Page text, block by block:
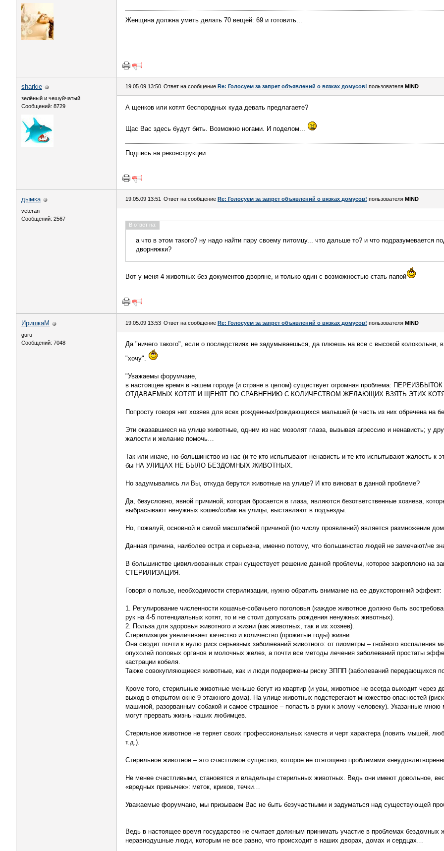
Женщина должна уметь делать 70 вещей: 69 и готовить...
sharkie
зелёный и чешуйчатый
Сообщений: 8729
19.05.09 13:50 Ответ на сообщение Re: Голосуем за запрет объявлений о вязках домусов! пользователя MIND
А щенков или котят беспородных куда девать предлагаете?
Щас Вас здесь будут бить. Возможно ногами. И поделом...
Подпись на реконструкции
дымка
veteran
Сообщений: 2567
19.05.09 13:51 Ответ на сообщение Re: Голосуем за запрет объявлений о вязках домусов! пользователя MIND
В ответ на:
а что в этом такого? ну надо найти пару своему питомцу... что дальше то? и что подразумевается
дворняжки?
Вот у меня 4 животных без документов-дворяне, и только один с возможностью стать папой
ИришкаМ
guru
Сообщений: 7048
19.05.09 13:53 Ответ на сообщение Re: Голосуем за запрет объявлений о вязках домусов! пользователя MIND
Да "ничего такого", если о последствиях не задумываешься, да плюешь на все с высокой колокольни,
"хочу".
"Уважаемы форумчане,
в настоящее время в нашем городе (и стране в целом) существует огромная проблема:
ОТДАВАЕМЫХ КОТЯТ И ЩЕНЯТ ПО СРАВНЕНИЮ С КОЛИЧЕСТВОМ ЖЕЛАЮЩИХ ВЗЯТЬ ЭТИХ
Попросту говоря нет хозяев для всех рожденных/рождающихся малышей (и часть из них обречена на
Эти оказавшиеся на улице животные, одним из нас мозолят глаза, вызывая агрессию и ненависть; у
жалости и желание помочь…
Так или иначе, но большинство из нас (и те кто испытывают ненависть и те кто испытывают жалость к
бы НА УЛИЦАХ НЕ БЫЛО БЕЗДОМНЫХ ЖИВОТНЫХ.
Но задумывались ли Вы, откуда берутся животные на улице? И кто виноват в данной проблеме?
Да, безусловно, явной причиной, которая бросается в глаза, являются безответственные хозяева,
выбрасывают ненужных кошек/собак на улицы, выставляют в подъезды.
Но, пожалуй, основной и самой масштабной причиной (по числу проявлений) является размножение
Данная причина, наиболее остра и серьезна, именно потому, что большинство людей не замечают/не
В большинстве цивилизованных стран существует решение данной проблемы, которое закреплено на
СТЕРИЛИЗАЦИЯ.
Говоря о пользе, необходимости стерилизации, нужно обратить внимание на ее двухсторонний эффект:
1. Регулирование численности кошачье-собачьего поголовья (каждое животное должно быть
рук на 4-5 потенциальных котят, то и не стоит допускать рождения ненужных животных).
2. Польза для здоровья животного и жизни (как животных, так и их хозяев).
Стерилизация увеличивает качество и количество (прожитые годы) жизни.
Она сводит почти к нулю риск серьезных заболеваний животного: от пиометры – гнойного воспаления
опухолей половых органов и молочных желез, а почти все методы лечения заболеваний простаты
кастрации кобеля.
Также совокупляющиеся животные, как и люди подвержены риску ЗППП (заболеваний передающихся
Кроме того, стерильные животные меньше бегут из квартир (и увы, животное не всегда выходит через
выход в открытом окне 9 этажного дома). На улице животных подстерегают множество опасностей
машиной, разорванным собакой и самое страшное – попасть в руки к злому человеку). Указанные
могут прервать жизнь наших любимцев.
Стерильное животное не теряет своих профессиональных качеств и черт характера (ловить мышей,
т.д.).
Стерильное животное – это счастливое существо, которое не отягощено проблемами
Не менее счастливыми, становятся и владельцы стерильных животных. Ведь они имеют довольное,
«вредных привычек»: меток, криков, течки…
Уважаемые форумчане, мы призываем Вас не быть безучастными и задуматься над существующей
Ведь в настоящее время государство не считает должным принимать участие в проблемах
неравнодушные люди, которым не все равно, что происходит в наших дворах, домах и сердцах…